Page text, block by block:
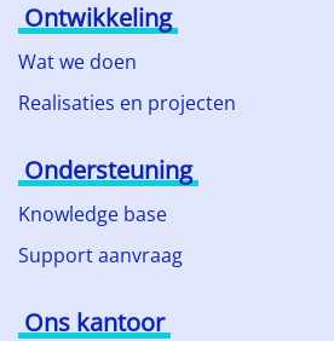
Ontwikkeling
Wat we doen
Realisaties en projecten
Ondersteuning
Knowledge base
Support aanvraag
Ons kantoor